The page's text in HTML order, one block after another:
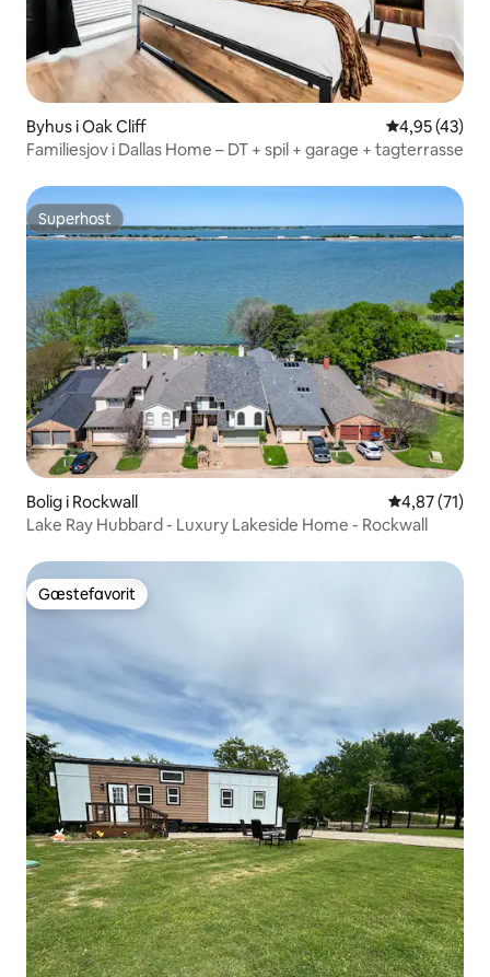
Byhus i Oak Cliff 4,95 ud af 5 i
4,95 (43)
Familiesjov i Dallas Home – DT + spil + garage + tagterrasse
Superhost
Superhost
Bolig i Rockwall 4,87 ud af 5
4,87 (71)
Lake Ray Hubbard - Luxury Lakeside Home - Rockwall
Gæstefavorit
Gæstefavorit